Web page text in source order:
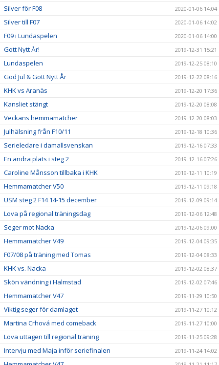
Silver för F08 2020-01-06 14:04
Silver till F07 2020-01-06 14:02
F09 i Lundaspelen 2020-01-06 14:00
Gott Nytt År! 2019-12-31 15:21
Lundaspelen 2019-12-25 08:10
God Jul & Gott Nytt År 2019-12-22 08:16
KHK vs Aranäs 2019-12-20 17:36
Kansliet stängt 2019-12-20 08:08
Veckans hemmamatcher 2019-12-20 08:03
Julhälsning från F10/11 2019-12-18 10:36
Serieledare i damallsvenskan 2019-12-16 07:33
En andra plats i steg 2 2019-12-16 07:26
Caroline Månsson tillbaka i KHK 2019-12-11 10:19
Hemmamatcher V50 2019-12-11 09:18
USM steg 2 F14 14-15 december 2019-12-09 09:14
Lova på regional träningsdag 2019-12-06 12:48
Seger mot Nacka 2019-12-06 09:00
Hemmamatcher V49 2019-12-04 09:35
F07/08 på träning med Tomas 2019-12-04 08:33
KHK vs. Nacka 2019-12-02 08:37
Skön vändning i Halmstad 2019-12-02 07:46
Hemmamatcher V47 2019-11-29 10:50
Viktig seger för damlaget 2019-11-27 10:12
Martina Crhová med comeback 2019-11-27 10:00
Lova uttagen till regional träning 2019-11-25 09:28
Intervju med Maja inför seriefinalen 2019-11-24 14:02